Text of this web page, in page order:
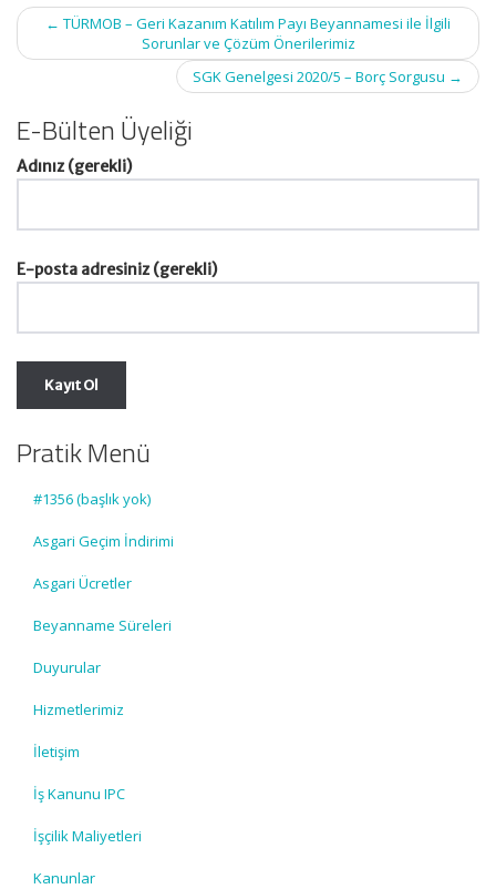
Post
navigation
← TÜRMOB – Geri Kazanım Katılım Payı Beyannamesi ile İlgili
Sorunlar ve Çözüm Önerilerimiz
SGK Genelgesi 2020/5 – Borç Sorgusu →
E-Bülten Üyeliği
Adınız (gerekli)
E-posta adresiniz (gerekli)
Pratik Menü
#1356 (başlık yok)
Asgari Geçim İndirimi
Asgari Ücretler
Beyanname Süreleri
Duyurular
Hizmetlerimiz
İletişim
İş Kanunu IPC
İşçilik Maliyetleri
Kanunlar